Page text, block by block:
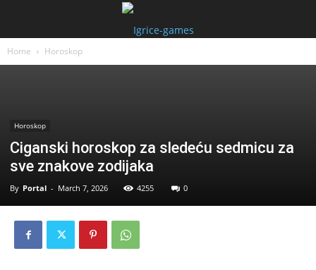
Home Horoskop
Horoskop
Ciganski horoskop za sledeću sedmicu za
sve znakove zodijaka
By Portal - March 7, 2026 4255 0